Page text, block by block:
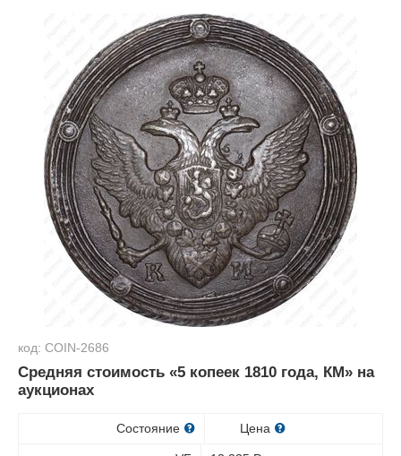
код: COIN-2686
Средняя стоимость «5 копеек 1810 года, КМ» на
аукционах
Состояние Цена